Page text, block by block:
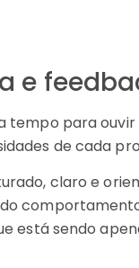
e
tempo para
de cada
claro e
está sendo